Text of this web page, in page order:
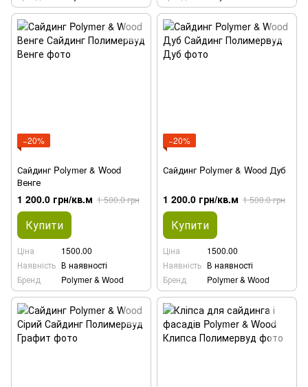
−20%
Сайдинг Polymer & Wood
Венге
1 200.0 грн/кв.м 1 500.0 грн
Купити
Ціна
1500.00
Наявність В наявності
Бренд
Polymer & Wood
−20%
Сайдинг Polymer & Wood Дуб
1 200.0 грн/кв.м 1 500.0 грн
Купити
Ціна
1500.00
Наявність В наявності
Бренд
Polymer & Wood